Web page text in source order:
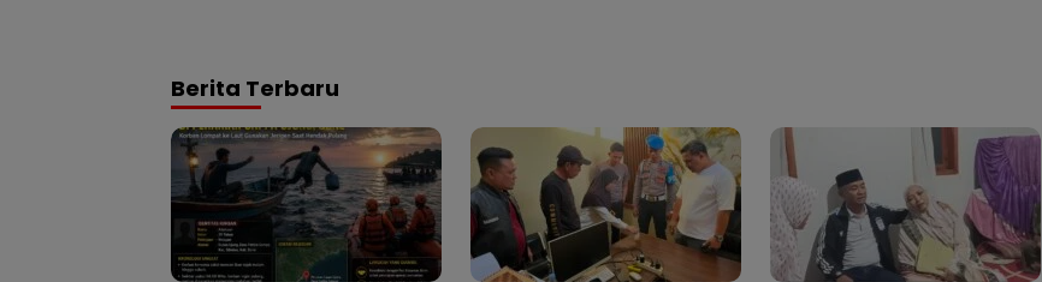
Berita Terbaru